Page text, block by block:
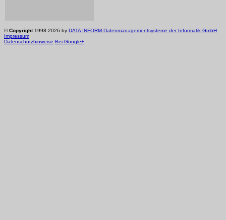
©Copyright1998-2026 by DATA INFORM-Datenmanagementsysteme der Informatik GmbH
Impressum
Datenschutzhinweise Bei Google+